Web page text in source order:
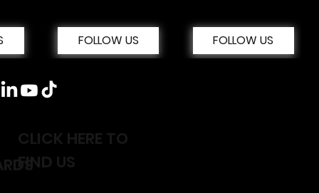
FOLLOW US FOLLOW US
CLICK HERE TO
FIND US